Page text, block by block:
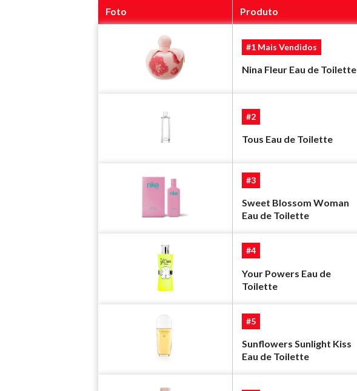
Foto Produto
#1 Mais Vendidos
Nina Fleur Eau de Toilette
#2
Tous Eau de Toilette
#3
Sweet Blossom Woman
Eau de Toilette
#4
Your Powers Eau de
Toilette
#5
Sunflowers Sunlight Kiss
Eau de Toilette